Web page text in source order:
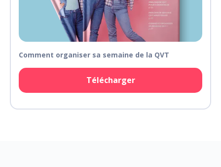
Comment organiser sa semaine de la QVT
Télécharger